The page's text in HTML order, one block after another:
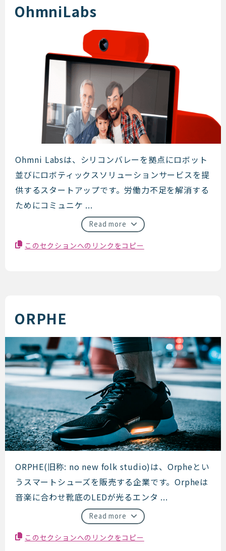
OhmniLabs
OhmniLabs
Ohmni Labsは、シリコンバレーを拠点にロボット
並びにロボティックスソリューションサービスを提
供するスタートアップです。労働力不足を解消する
ためにコミュニケ ...
Read more
このセクションへのリンクをコピー
ORPHE
ORPHE
ORPHE(旧称: no new folk studio)は、Orpheとい
うスマートシューズを販売する企業です。Orpheは
音楽に合わせ靴底のLEDが光るエンタ ...
Read more
このセクションへのリンクをコピー